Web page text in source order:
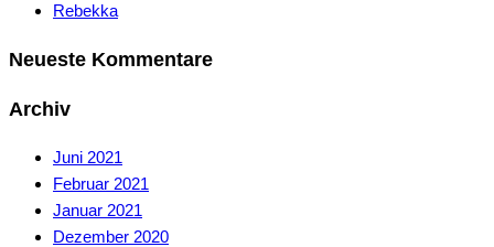
Rebekka
Neueste Kommentare
Archiv
Juni 2021
Februar 2021
Januar 2021
Dezember 2020